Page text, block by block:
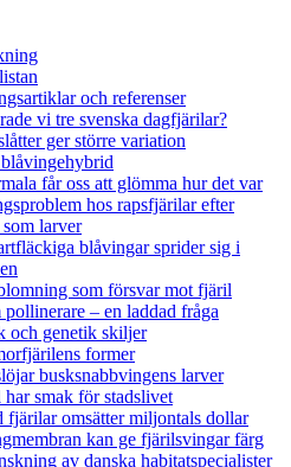
och referenser
vi tre svenska dagfjärilar?
ger större variation
får oss att glömma hur det var
hos rapsfjärilar efter
som larver
blåvingar sprider sig i
som försvar mot fjäril
– en laddad fråga
och genetik skiljer
former
busksnabbvingens larver
smak för stadslivet
fjärilar omsätter miljontals dollar
kan ge fjärilsvingar färg
av danska habitatspecialister